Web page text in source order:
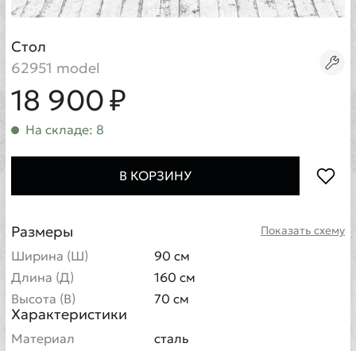
Стол
62951 model
18 900 ₽
На складе: 8
В КОРЗИНУ
Показать схему
Размеры
Ширина (Ш)
90 см
Длина (Д)
160 см
Высота (В)
70 см
Характеристики
Материал
сталь